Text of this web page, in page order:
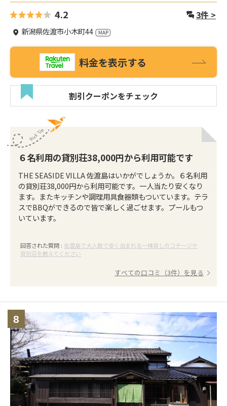
4.2 3件 >
新潟県佐渡市小木町44
料金を表示する
割引クーポンをチェック
６名利用の貸別荘38,000円から利用可能です
THE SEASIDE VILLA 佐渡島はいかがでしょうか。６名利用
の貸別荘38,000円から利用可能です。一人当たり安くなり
ます。またキッチンや調理用具食器類もついています。テラ
スでBBQができるので皆で楽しく過ごせます。プールもつ
いています。
回答された質問 : 佐渡島で大人数で安く泊まれる一棟貸しのコテージや
貸別荘を教えてください
すべての口コミ（3件）を見る
8